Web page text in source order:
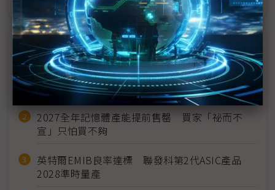
近７天熱門報導
MLCC訂單過熱、出貨比創高 村田示警全球AI基
建熱潮將趨緩
2027全年記憶體產能提前售罄 買家「祕而不
宣」只怕買不夠
英特爾EMIB良率達標 聯發科第2代ASIC產品
2028準時量產